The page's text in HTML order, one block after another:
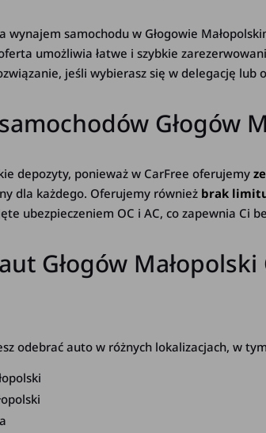
wynajem samochodu w Głogowie
umożliwia łatwe i szybkie
jeśli wybierasz się w delegację lub
Głogów
depozyty, ponieważ w CarFree oferujemy
dla każdego. Oferujemy również brak
ubezpieczeniem OC i AC, co zapewnia Ci
Głogów
odebrać auto w różnych lokalizacjach, w